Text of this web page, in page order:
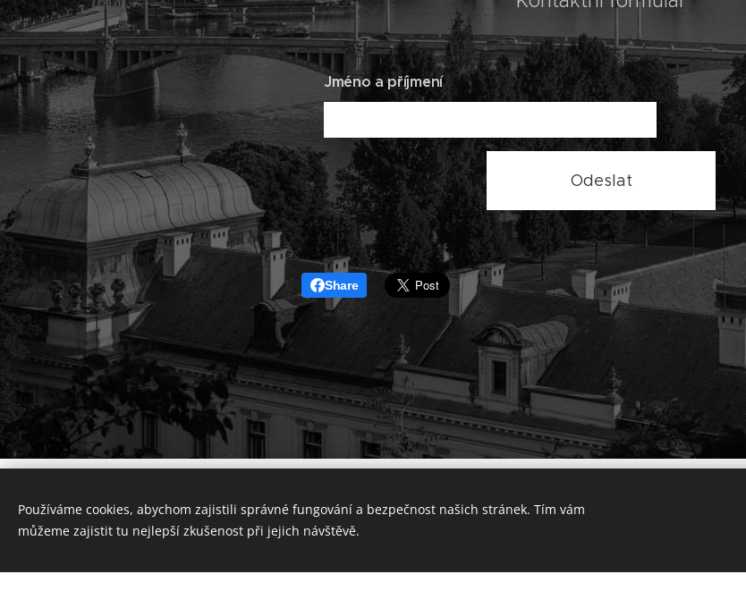
Jméno a příjmení
Odeslat
Share
Lokality
Používáme cookies, abychom zajistili správné fungování a bezpečnost našich stránek. Tím vám
můžeme zajistit tu nejlepší zkušenost při jejich návštěvě.